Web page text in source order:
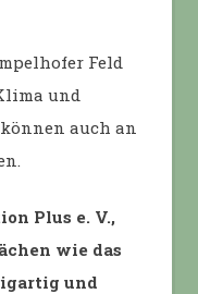
Feld
und
auch an
Plus e. V.,
wie das
und